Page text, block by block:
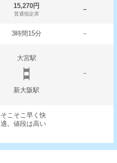
15,270円
普通指定席
－
3時間15分 －
大宮駅
－
新大阪駅
そこそこ早く快
適。値段は高い